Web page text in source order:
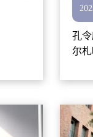
孔
尔